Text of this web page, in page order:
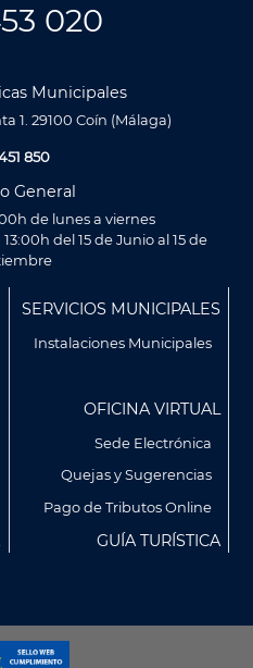
020
Municipales
1. 29100 Coín (Málaga)
850
General
de lunes a viernes
del 15 de Junio al 15 de
SERVICIOS MUNICIPALES
Instalaciones Municipales
OFICINA VIRTUAL
Sede Electrónica
Quejas y Sugerencias
Pago de Tributos Online
GUÍA TURÍSTICA